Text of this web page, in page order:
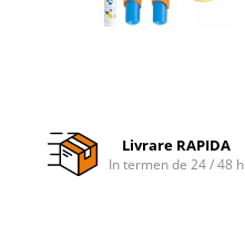
protectia munciiLivrare RAPIDA
In termen de 24 / 48 h